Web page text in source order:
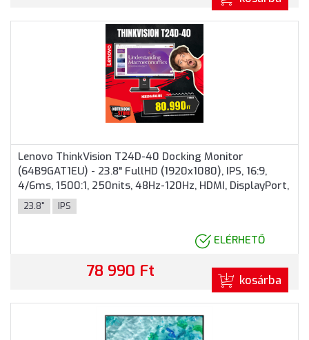
Lenovo ThinkVision T24D-40 Docking Monitor
(64B9GAT1EU) - 23.8" FullHD (1920x1080), IPS, 16:9,
4/6ms, 1500:1, 250nits, 48Hz-120Hz, HDMI, DisplayPort,
USB-C, RJ45, Hangszóró, 3 év garancia, Fekete színben
23.8" IPS
ELÉRHETŐ
78 990 Ft kosárba